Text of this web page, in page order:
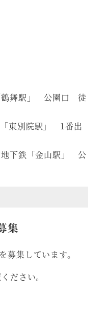
鶴舞駅」 公園口 徒
「東別院駅」 1番出
地下鉄「金山駅」 公
集
募集しています。
ださい。